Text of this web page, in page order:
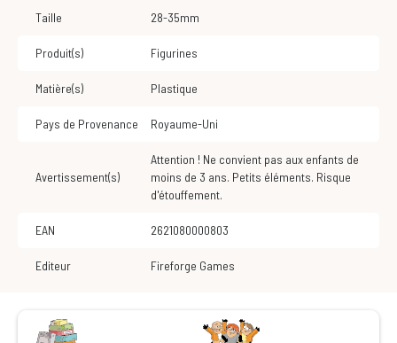
Taille 28-35mm
Produit(s) Figurines
Matière(s) Plastique
Pays de Provenance Royaume-Uni
Avertissement(s)
Attention ! Ne convient pas aux enfants de
moins de 3 ans. Petits éléments. Risque
d'étouffement.
EAN 2621080000803
Editeur Fireforge Games